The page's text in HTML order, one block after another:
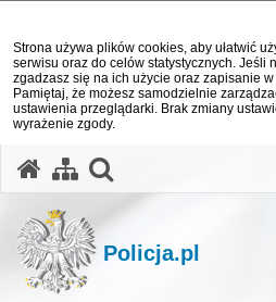
Strona używa plików cookies, aby ułatwić
serwisu oraz do celów statystycznych. Jeśli
zgadzasz się na ich użycie oraz zapisanie
Pamiętaj, że możesz samodzielnie
ustawienia przeglądarki. Brak zmiany
wyrażenie zgody.
Policja.pl